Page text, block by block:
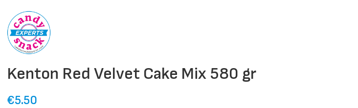
Kenton Red Velvet Cake Mix 580 gr
€5.50